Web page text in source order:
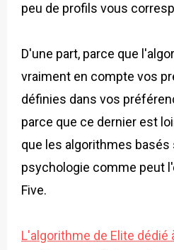
peu de profils vous
D'une part, parce que
vraiment en compte vos
définies dans vos
parce que ce dernier est
que les algorithmes basés
psychologie comme peut
Five.
L'algorithme de Elite dédié